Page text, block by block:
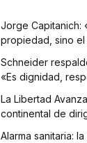
Jorge Capitanich:
propiedad, sino
Schneider
«Es dignidad,
La Libertad
continental de
Alarma sanitaria: